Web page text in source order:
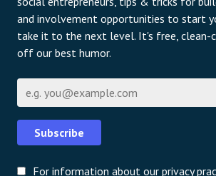
and involvement opportunities to start
take it to the next level. It's free, clean-
off our best humor.
Subscribe
For information about our privacy